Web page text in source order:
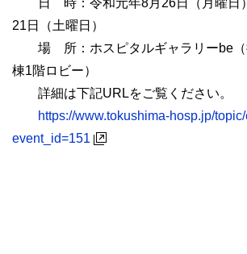
日 時：令和元年8月26日（月曜日）
21日（土曜日）
場 所：ホスピタルギャラリーbe（
棟1階ロビー）
詳細は下記URLをご覧ください。
https://www.tokushima-hosp.jp/
event_id=151